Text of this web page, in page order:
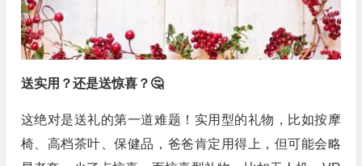
送实用？还是送惊喜？🤔
这绝对是送礼的第一道难题！实用型的礼物，比如按摩
椅、高档茶叶、保健品，爸爸肯定用得上，但可能会略